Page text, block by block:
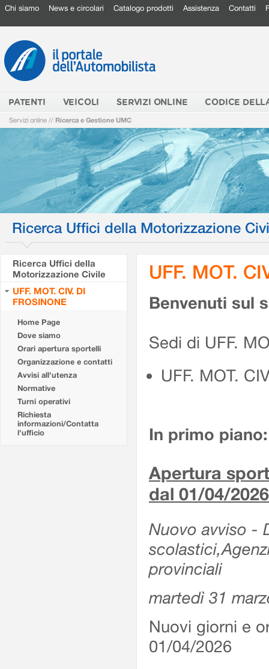
Chi siamo News e circolari Catalogo prodotti Assistenza Contatti
PATENTI VEICOLI SERVIZI ONLINE CODICE
Servizi online // Ricerca e Gestione UMC
Ricerca Uffici della Motorizzazione
Ricerca Uffici della
Motorizzazione Civile
UFF. MOT. CIV. DI
FROSINONE
Home Page
Dove siamo
Orari apertura sportelli
Organizzazione e contatti
Avvisi all'utenza
Normative
Turni operativi
Richiesta
informazioni/Contatta
l'ufficio
UFF. MOT.
Benvenuti sul
Sedi di UFF.
UFF. MOT.
In primo piano:
Apertura
dal 01/04/2026
Nuovo avviso -
provinciali
martedì 31
Nuovi giorni e
01/04/2026